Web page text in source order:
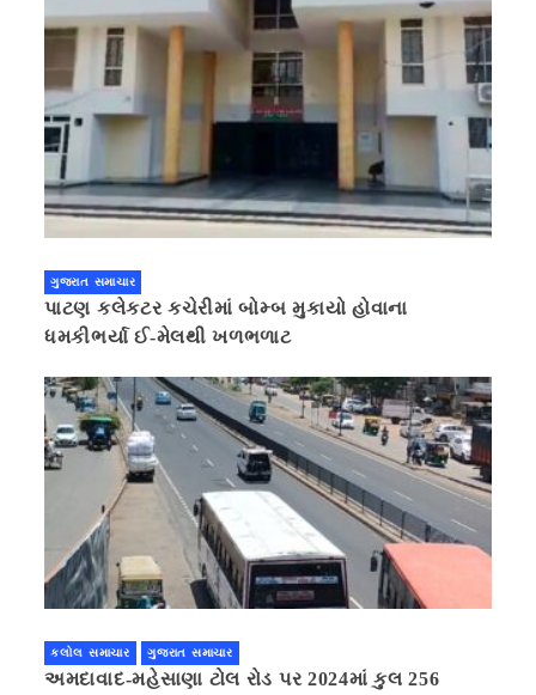
ગુજરાત સમાચાર
પાટણ કલેકટર કચેરીમાં બોમ્બ મુકાયો હોવાના
ધમકીભર્યા ઈ-મેલથી ખળભળાટ
કલોલ સમાચાર ગુજરાત સમાચાર
અમદાવાદ-મહેસાણા ટોલ રોડ પર 2024માં કુલ 256